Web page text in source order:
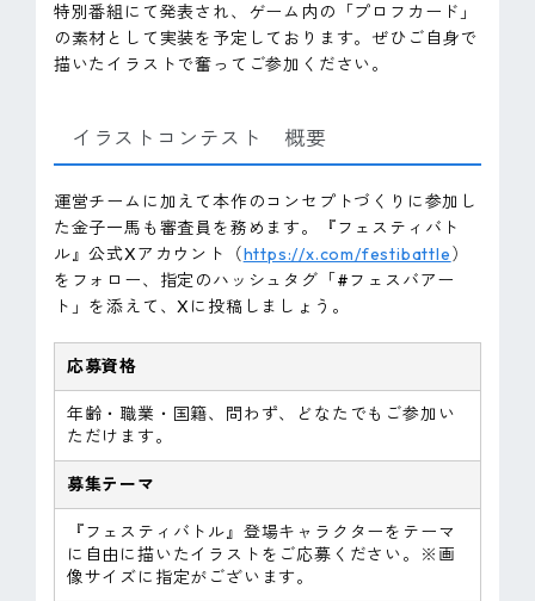
特別番組にて発表され、ゲーム内の「プロフカード」
の素材として実装を予定しております。ぜひご自身で
描いたイラストで奮ってご参加ください。
イラストコンテスト 概要
運営チームに加えて本作のコンセプトづくりに参加し
た金子一馬も審査員を務めます。『フェスティバト
ル』公式Xアカウント（https://x.com/festibattle）
をフォロー、指定のハッシュタグ「#フェスバアー
ト」を添えて、Xに投稿しましょう。
応募資格
年齢・職業・国籍、問わず、どなたでもご参加い
ただけます。
募集テーマ
『フェスティバトル』登場キャラクターをテーマ
に自由に描いたイラストをご応募ください。※画
像サイズに指定がございます。